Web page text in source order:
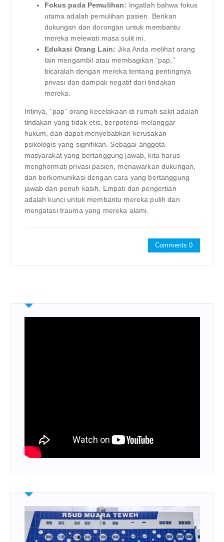
Fokus pada Pemulihan: Ingatlah bahwa fokus
utama adalah pemulihan pasien. Berikan
dukungan dan dorongan untuk membantu
mereka melewati masa sulit ini.
Edukasi Orang Lain: Jika Anda melihat orang
lain mengambil atau membagikan “pap,”
bicaralah dengan mereka tentang pentingnya
privasi dan dampak negatif dari tindakan
mereka.
Intinya, “pap” orang kecelakaan di rumah sakit adalah
tindakan yang tidak etis, berpotensi melanggar
hukum, dan dapat menyebabkan kerusakan
psikologis yang signifikan. Sebagai anggota
masyarakat yang bertanggung jawab, kita harus
menghormati privasi pasien, menawarkan dukungan,
dan berkomunikasi dengan cara yang bertanggung
jawab dan penuh kasih. Empati dan pengertian
adalah kunci untuk membantu mereka pulih dan
mengatasi trauma yang mereka alami.
Comments 0